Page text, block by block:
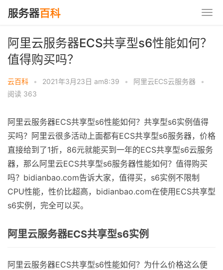
阿里云服务器ECS共享型s6性能如何？
值得购买吗？
云百科 • 2021年3月23日 am8:39 • 阿里云ECS云服务器
•
阅读 363
阿里云服务器ECS共享型s6性能如何？共享型s6实例值得
买吗？阿里云很多活动上面都有ECS共享型s6服务器，价格
直接给到了1折，86元就能买到一年的ECS共享型s6云服务
器，那么阿里云ECS共享型s6服务器性能如何？值得购买
吗？bidianbao.com告诉大家，值得买，s6实例不限制
CPU性能，性价比超高，bidianbao.com在使用ECS共享型
s6实例，完全可以买。
阿里云服务器ECS共享型s6实例
阿里云服务器ECS共享型s6性能如何？为什么价格这么便